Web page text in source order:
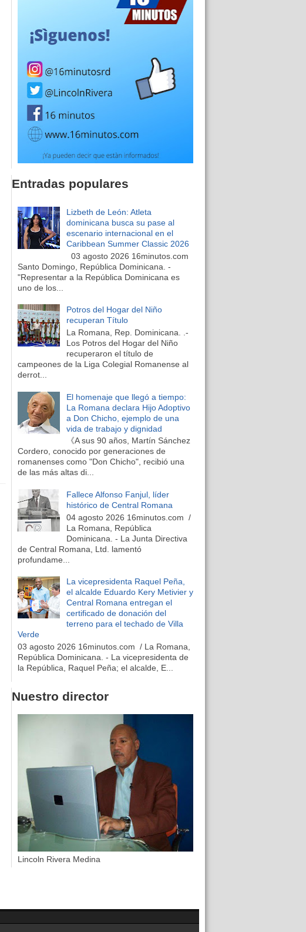
Entradas populares
Lizbeth de León: Atleta
dominicana busca su pase al
escenario internacional en el
Caribbean Summer Classic 2026
03 agosto 2026 16minutos.com
Santo Domingo, República Dominicana. -
"Representar a la República Dominicana es
uno de los...
Potros del Hogar del Niño
recuperan Título
La Romana, Rep. Dominicana. .-
Los Potros del Hogar del Niño
recuperaron el título de
campeones de la Liga Colegial Romanense al
derrot...
El homenaje que llegó a tiempo:
La Romana declara Hijo Adoptivo
a Don Chicho, ejemplo de una
vida de trabajo y dignidad
《A sus 90 años, Martín Sánchez
Cordero, conocido por generaciones de
romanenses como "Don Chicho", recibió una
de las más altas di...
Fallece Alfonso Fanjul, líder
histórico de Central Romana
04 agosto 2026 16minutos.com /
La Romana, República
Dominicana. - La Junta Directiva
de Central Romana, Ltd. lamentó
profundame...
La vicepresidenta Raquel Peña,
el alcalde Eduardo Kery Metivier y
Central Romana entregan el
certificado de donación del
terreno para el techado de Villa
Verde
03 agosto 2026 16minutos.com / La Romana,
República Dominicana. - La vicepresidenta de
la República, Raquel Peña; el alcalde, E...
Nuestro director
Lincoln Rivera Medina